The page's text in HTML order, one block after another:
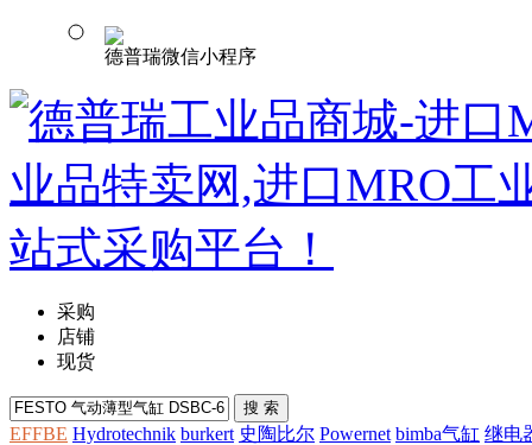
德普瑞微信小程序
采购
店铺
现货
EFFBE Hydrotechnik burkert 史陶比尔 Powernet bimba气缸 继电